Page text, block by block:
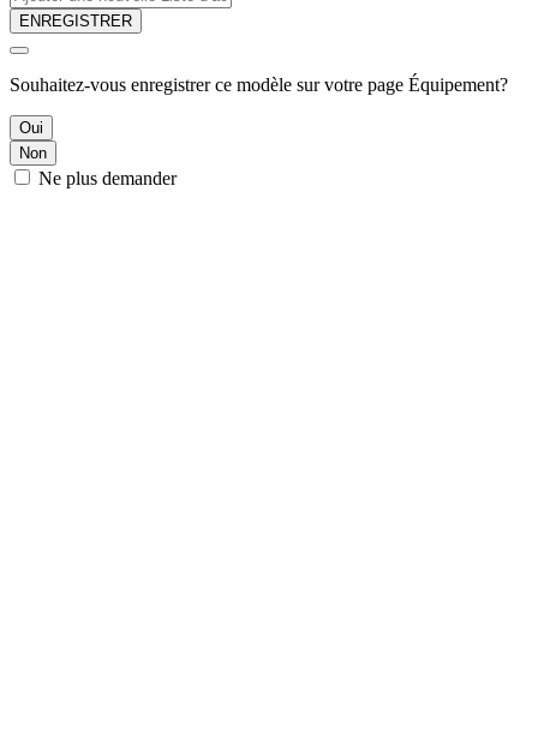
ENREGISTRER
Souhaitez-vous enregistrer ce modèle sur votre page Équipement?
Oui
Non
Ne plus demander